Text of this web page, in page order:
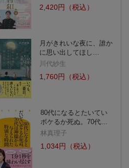
余命一週間の探偵と
して
ホリー・ジャクソン
(16件)
宮島 未奈
2,420円（税込）
月がきれいな夜に、誰か
に思い出してほし…
川代紗生
1,760円（税込）
80代になるとたいてい
ボケるか死ぬ。70代…
林真理子
1,034円（税込）